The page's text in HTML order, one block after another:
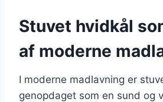
Stuvet hvidkål
af moderne
I moderne madlavning er
genopdaget som en sund og